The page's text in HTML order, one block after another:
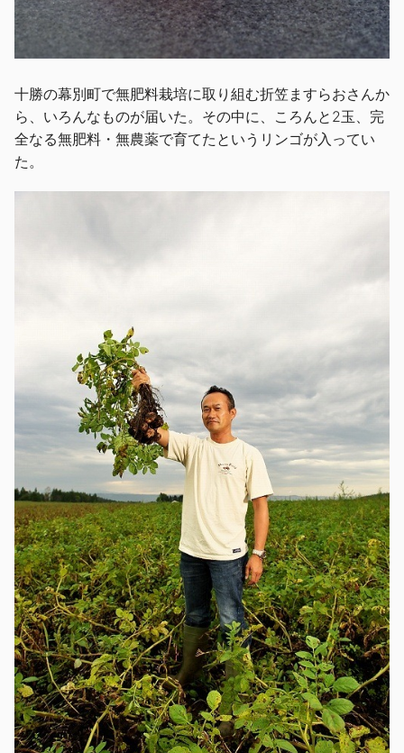
十勝の幕別町で無肥料栽培に取り組む折笠ますらおさんか
ら、いろんなものが届いた。その中に、ころんと2玉、完
全なる無肥料・無農薬で育てたというリンゴが入ってい
た。